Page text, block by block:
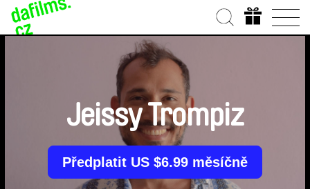
Jeissy Trompiz
Předplatit US $6.99 měsíčně